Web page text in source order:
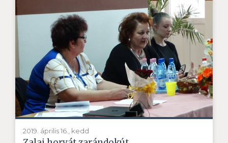
2019. április 16., kedd